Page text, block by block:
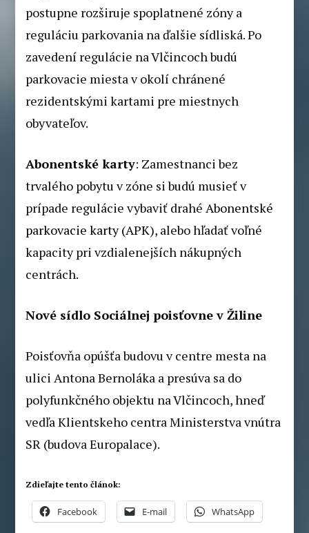
postupne rozširuje spoplatnené zóny a
reguláciu parkovania na ďalšie sídliská. Po
zavedení regulácie na Vlčincoch budú
parkovacie miesta v okolí chránené
rezidentskými kartami pre miestnych
obyvateľov.
Abonentské karty: Zamestnanci bez
trvalého pobytu v zóne si budú musieť v
prípade regulácie vybaviť drahéAbonentské
parkovacie karty (APK), alebo hľadať voľné
kapacity pri vzdialenejších nákupných
centrách.
Nové sídlo Sociálnej poisťovne v Žiline
Poisťovňa opúšťa budovu v centre mesta na
ulici Antona Bernoláka a presúva sa do
polyfunkčného objektu na Vlčincoch, hneď
vedľa Klientskeho centra Ministerstva vnútra
SR (budova Europalace).
Zdieľajte tento článok:
Facebook E-mail WhatsApp